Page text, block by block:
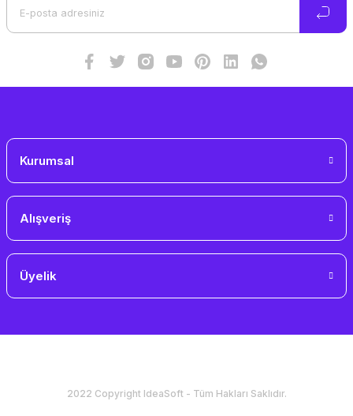
Kurumsal
Alışveriş
Üyelik
2022 Copyright IdeaSoft - Tüm Hakları Saklıdır.